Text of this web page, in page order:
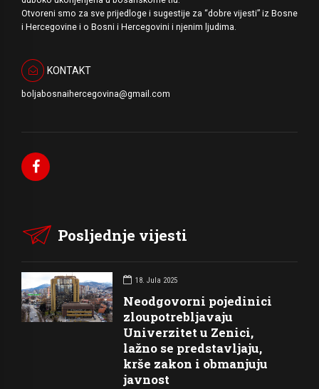
Otvoreni smo za sve prijedloge i sugestije za “dobre vijesti” iz Bosne
i Hercegovine i o Bosni i Hercegovini i njenim ljudima.
KONTAKT
boljabosnaihercegovina@gmail.com
Posljednje vijesti
18. Jula 2025
Neodgovorni pojedinici
zloupotrebljavaju
Univerzitet u Zenici,
lažno se predstavljaju,
krše zakon i obmanjuju
javnost